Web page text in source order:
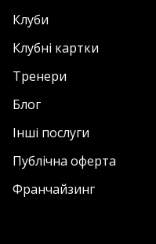
Клуби
Клубні картки
Тренери
Блог
Інші послуги
Публічна оферта
Франчайзинг